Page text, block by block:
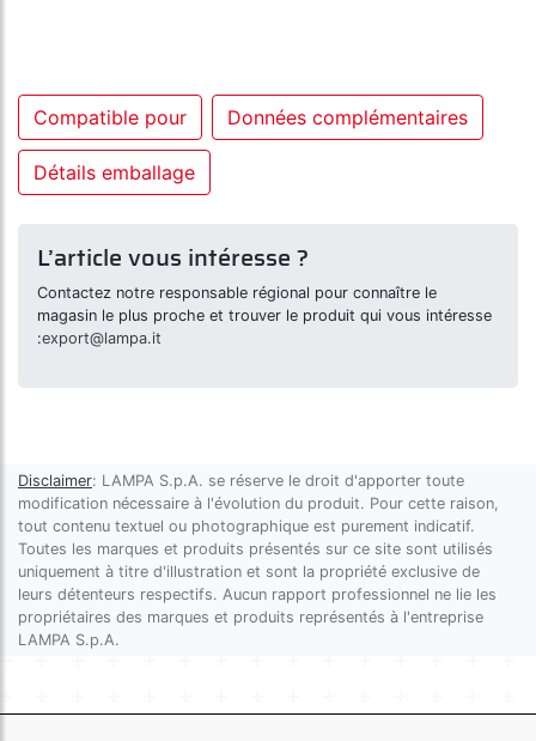
Compatible pour Données complémentaires
Détails emballage
L’article vous intéresse ?
Contactez notre responsable régional pour connaître le
magasin le plus proche et trouver le produit qui vous intéresse
:export@lampa.it
Disclaimer: LAMPA S.p.A. se réserve le droit d'apporter toute
modification nécessaire à l'évolution du produit. Pour cette raison,
tout contenu textuel ou photographique est purement indicatif.
Toutes les marques et produits présentés sur ce site sont utilisés
uniquement à titre d'illustration et sont la propriété exclusive de
leurs détenteurs respectifs. Aucun rapport professionnel ne lie les
propriétaires des marques et produits représentés à l'entreprise
LAMPA S.p.A.